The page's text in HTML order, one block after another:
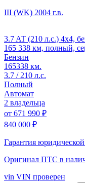
III (WK) 2004 г.в.
3.7 AT (210 л.с.) 4x4,
165 338 км, полный,
Бензин
165338 км.
3.7 / 210 л.с.
Полный
Автомат
2 владельца
от 671 990 ₽
840 000 ₽
Гарантия
Оригинал ПТС в
vin VIN проверен